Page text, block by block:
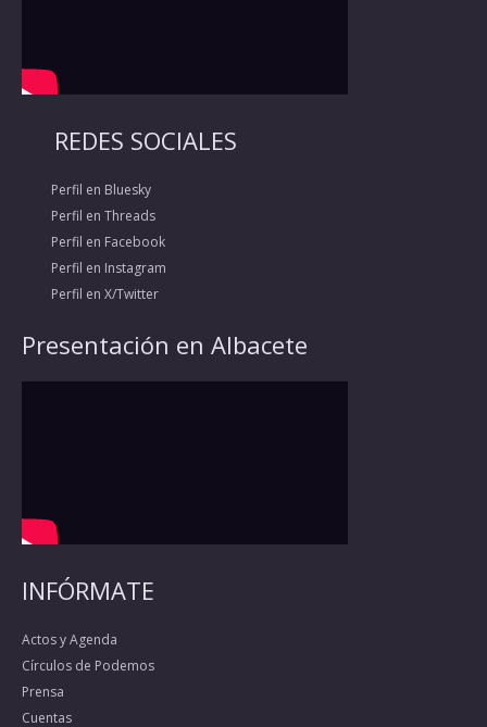
REDES SOCIALES
Perfil en Bluesky
Perfil en Threads
Perfil en Facebook
Perfil en Instagram
Perfil en X/Twitter
Presentación en Albacete
INFÓRMATE
Actos y Agenda
Círculos de Podemos
Prensa
Cuentas